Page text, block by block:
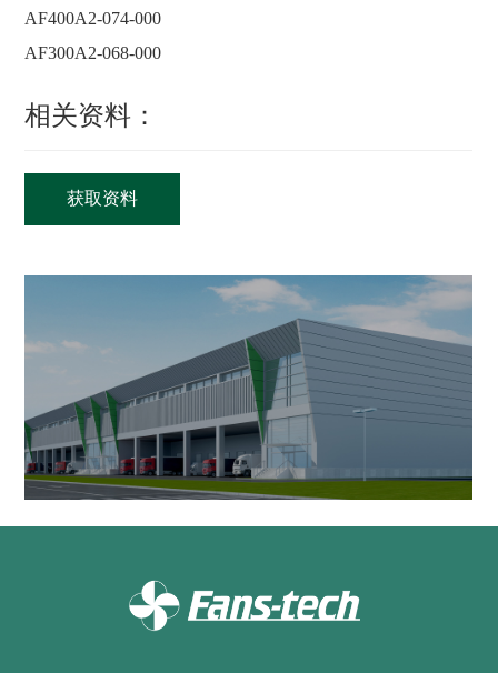
AF400A2-074-000
AF300A2-068-000
相关资料：
获取资料